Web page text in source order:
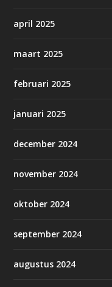
april 2025
maart 2025
februari 2025
januari 2025
december 2024
november 2024
oktober 2024
september 2024
augustus 2024